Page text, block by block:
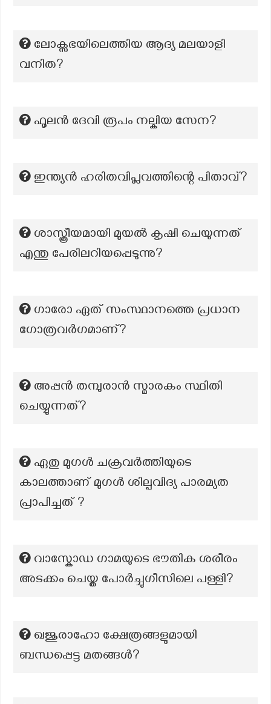
ലോക്സഭയിലെത്തിയ ആദ്യ മലയാളി
വനിത?
ഫൂലൻ ദേവി രൂപം നല്കിയ സേന?
ഇന്ത്യൻ ഹരിതവിപ്ലവത്തിന്റെ പിതാവ്?
ശാസ്ത്രീയമായി മുയൽ കൃഷി ചെയുന്നത്
എന്തു പേരിലറിയപ്പെടുന്നു?
ഗാരോ ഏത് സംസ്ഥാനത്തെ പ്രധാന
ഗോത്രവർഗമാണ്?
അപ്പൻ തമ്പുരാൻ സ്മാരകം സ്ഥിതി
ചെയ്യുന്നത്?
ഏതു മുഗൾ ചക്രവർത്തിയുടെ
കാലത്താണ് മുഗൾ ശില്പവിദ്യ പാരമ്യത
പ്രാപിച്ചത് ?
വാസ്കോഡ ഗാമയുടെ ഭൗതിക ശരീരം
അടക്കം ചെയ്ത പോർച്ചുഗീസിലെ പള്ളി?
ഖജുരാഹോ ക്ഷേത്രങ്ങളുമായി
ബന്ധപ്പെട്ട മതങ്ങൾ?